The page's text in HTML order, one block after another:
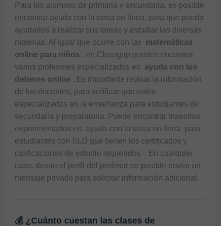
Para los alumnos de primaria y secundaria, es posible
encontrar ayuda con la tarea en línea, para que pueda
ayudarlos a realizar sus tareas y estudiar las diversas
materias. Al igual que ocurre con las matemáticas
online para niños , en Classgap puedes encontrar
varios profesores especializados en ayuda con los
deberes online . Es importante revisar la información
de los docentes, para verificar que estén
especializados en la enseñanza para estudiantes de
secundaria y preparatoria. Puede encontrar maestros
experimentados en ayuda con la tarea en línea para
estudiantes con SLD que tienen los certificados y
calificaciones de estudio requeridos. . En cualquier
caso, desde el perfil del profesor es posible enviar un
mensaje privado para solicitar información adicional.
💰 ¿Cuánto cuestan las clases de